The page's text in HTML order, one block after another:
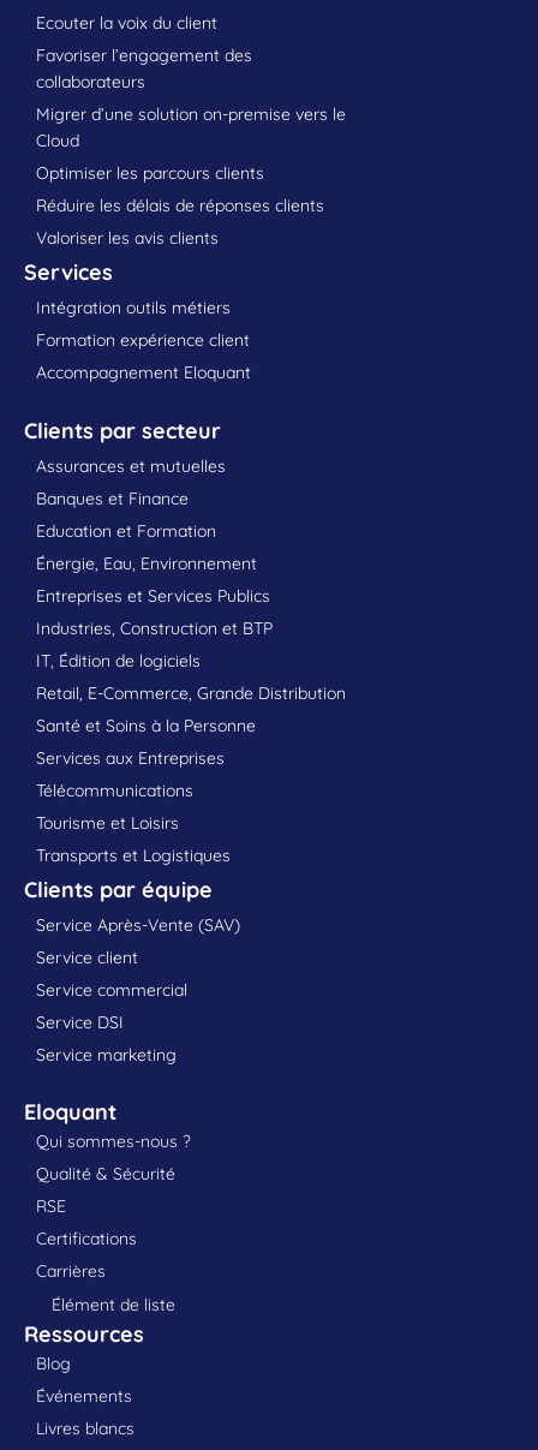
Ecouter la voix du client
Favoriser l’engagement des
collaborateurs
Migrer d’une solution on-premise vers le
Cloud
Optimiser les parcours clients
Réduire les délais de réponses clients
Valoriser les avis clients
Services
Intégration outils métiers
Formation expérience client
Accompagnement Eloquant
Clients par secteur
Assurances et mutuelles
Banques et Finance
Education et Formation
Énergie, Eau, Environnement
Entreprises et Services Publics
Industries, Construction et BTP
IT, Édition de logiciels
Retail, E-Commerce, Grande Distribution
Santé et Soins à la Personne
Services aux Entreprises
Télécommunications
Tourisme et Loisirs
Transports et Logistiques
Clients par équipe
Service Après-Vente (SAV)
Service client
Service commercial
Service DSI
Service marketing
Eloquant
Qui sommes-nous ?
Qualité & Sécurité
RSE
Certifications
Carrières
Élément de liste
Ressources
Blog
Événements
Livres blancs